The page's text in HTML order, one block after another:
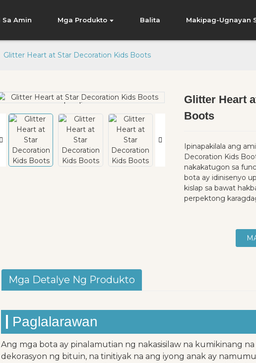
Amin Mga Produkto Balita Makipag-Ugnayan
Glitter Heart at Star Decoration Kids Boots
Loading...
Loading...
Glitter Heart
Boots
Ipinapakilala ang
Decoration Kids
nakakatugon sa
bota ay idinisenyo
kislap sa bawat
perpektong
Mga Detalye Ng Produkto
Paglalarawan
Ang mga bota ay pinalamutian ng nakasisilaw na kumikinang
dekorasyon ng bituin, na tinitiyak na ang iyong anak ay